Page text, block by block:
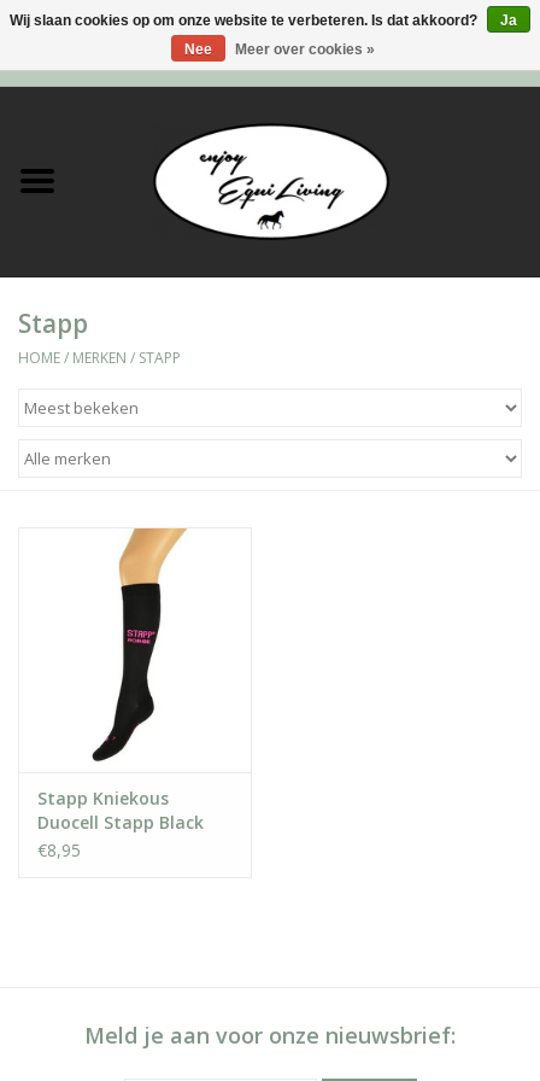
Stal en meer
Ruiter
Super Sales deals
Stapp
HOME/ MERKEN / STAPP
Stapp Kniekous
Duocell Stapp Black
€8,95
Meld je aan voor onze nieuwsbrief:
Wij slaan cookies op om onze website te verbeteren. Is dat akkoord?
Ja
Nee
Meer over cookies »